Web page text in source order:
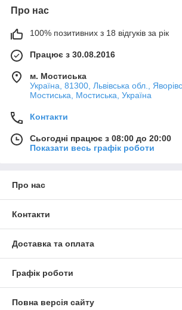
Про нас
100% позитивних з 18 відгуків за рік
Працює з 30.08.2016
м. Мостиська
Україна, 81300, Львівська обл.,
Мостиська, Мостиська, Україна
Контакти
Сьогодні працює з 08:00 до 20:00
Показати весь графік роботи
Про нас
Контакти
Доставка та оплата
Графік роботи
Повна версія сайту